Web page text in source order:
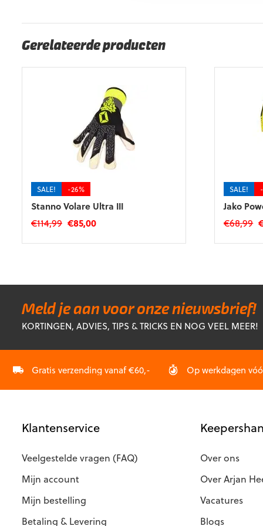
Gerelateerde producten
SALE! -26%
Stanno Volare Ultra III
€114,99 Oorspronkelijke
€85,00Huidige
Dit
Deze
optie
kan
op
SALE!
Jako
€68,99
Dit
Deze
optie
kan
op
Meld je aan voor onze nieuwsbrief!
KORTINGEN, ADVIES, TIPS & TRICKS EN NOG VEEL MEER!
Gratis verzending vanaf €60,-
Op werkdagen
Klantenservice
Veelgestelde vragen (FAQ)
Mijn account
Mijn bestelling
Betaling & Levering
Over ons
Over Arjan
Vacatures
Blogs